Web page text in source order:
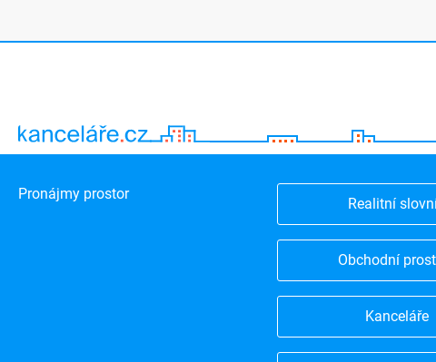
Pronájmy prostor
Realitní
Obchodní
Kanceláře